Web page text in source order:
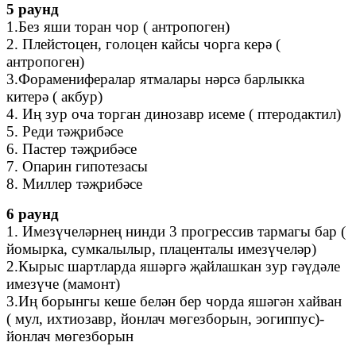
5 раунд
1.Без яши торан чор ( антропоген)
2. Плейстоцен, голоцен кайсы чорга керә (
антропоген)
3.Фораменифералар ятмалары нәрсә барлыкка
китерә ( акбур)
4. Иң зур оча торган динозавр исеме ( птеродактил)
5. Реди тәҗрибәсе
6. Пастер тәҗрибәсе
7. Опарин гипотезасы
8. Миллер тәҗрибәсе
6 раунд
1. Имезүчеләрнең нинди 3 прогрессив тармагы бар (
йомырка, сумкалылыр, плаценталы имезүчеләр)
2.Кырыс шартларда яшәргә җайлашкан зур гәүдәле
имезүче (мамонт)
3.Иң борынгы кеше белән бер чорда яшәгән хайван
( мул, ихтиозавр, йонлач мөгезборын, эогиппус)-
йонлач мөгезборын